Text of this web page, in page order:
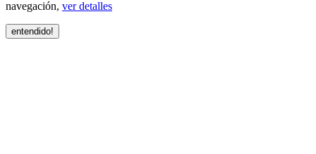
navegación, ver detalles
entendido!